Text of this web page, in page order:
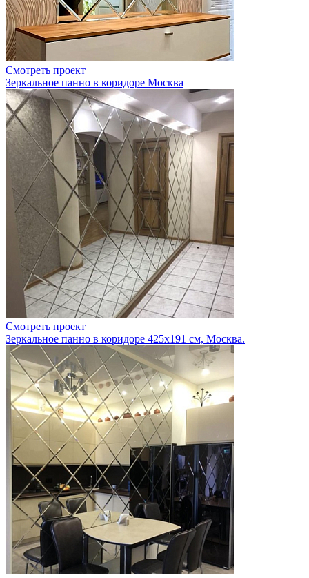
Смотреть проект
Зеркальное панно в коридоре Москва
Смотреть проект
Зеркальное панно в коридоре 425х191 см, Москва.